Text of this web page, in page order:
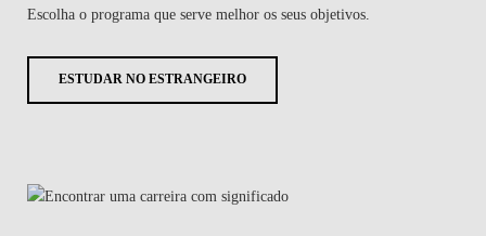
Escolha o programa que serve melhor os seus objetivos.
ESTUDAR NO ESTRANGEIRO